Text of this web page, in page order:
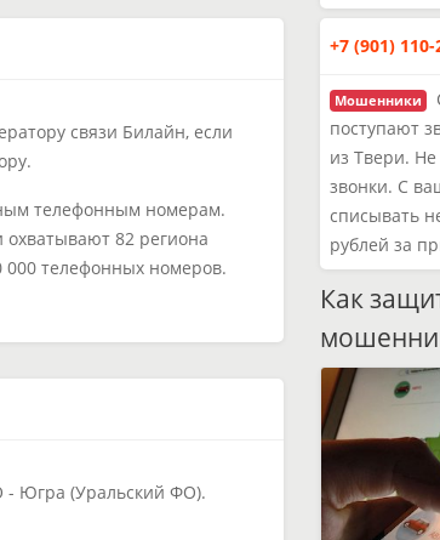
связи Билайн, если
телефонным номерам.
82 региона
000 телефонных номеров.
- Югра (Уральский ФО).
+7 (901) 110-
Мошенники
поступают
из Твери. Не
звонки. С
списывать
рублей за
Как